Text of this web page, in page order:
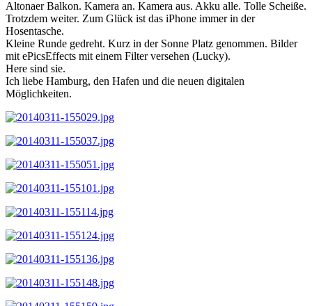
Altonaer Balkon. Kamera an. Kamera aus. Akku alle. Tolle Scheiße.
Trotzdem weiter. Zum Glück ist das iPhone immer in der
Hosentasche.
Kleine Runde gedreht. Kurz in der Sonne Platz genommen. Bilder
mit ePicsEffects mit einem Filter versehen (Lucky).
Here sind sie.
Ich liebe Hamburg, den Hafen und die neuen digitalen
Möglichkeiten.